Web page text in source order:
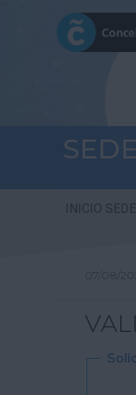
INICIO SEDE
07/08/